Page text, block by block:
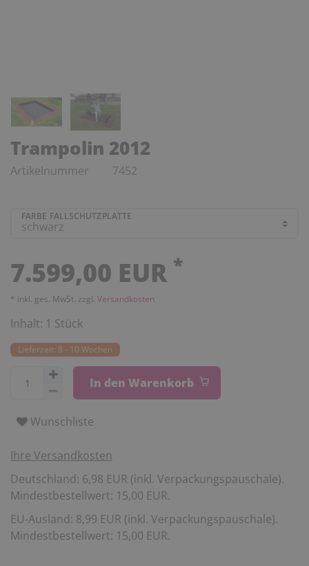
Trampolin 2012
Artikelnummer 7452
FARBE FALLSCHUTZPLATTE
7.599,00 EUR *
* inkl. ges. MwSt. zzgl. Versandkosten
Inhalt: 1 Stück
Lieferzeit: 8 - 10 Wochen
In den Warenkorb
Wunschliste
Ihre Versandkosten
Deutschland: 6,98 EUR (inkl. Verpackungspauschale).
Mindestbestellwert: 15,00 EUR.
EU-Ausland: 8,99 EUR (inkl. Verpackungspauschale).
Mindestbestellwert: 15,00 EUR.